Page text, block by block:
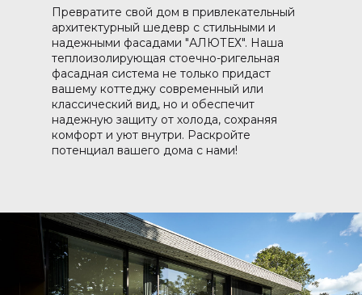
Превратите свой дом в привлекательный
архитектурный шедевр с стильными и
надежными фасадами "АЛЮТЕХ". Наша
теплоизолирующая стоечно-ригельная
фасадная система не только придаст
вашему коттеджу современный или
классический вид, но и обеспечит
надежную защиту от холода, сохраняя
комфорт и уют внутри. Раскройте
потенциал вашего дома с нами!